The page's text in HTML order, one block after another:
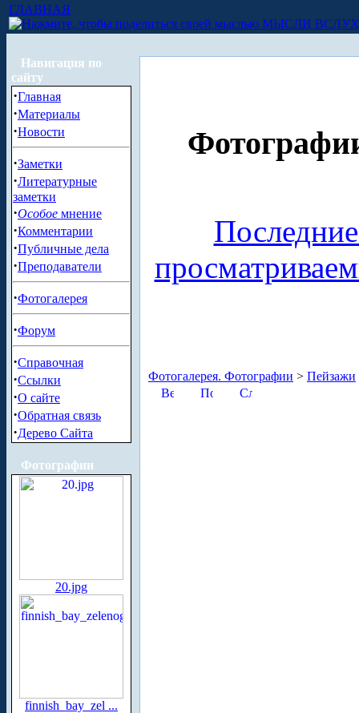
ГЛАВНАЯ
МЫСЛИ ВСЛУХ
Навигация по
сайту
·Главная
·Материалы
·Новости
·Заметки
·Литературные
заметки
·Особое мнение
·Комментарии
·Публичные дела
·Преподаватели
·Фотогалерея
·Форум
·Справочная
·Ссылки
·О сайте
·Обратная связь
·Дерево Сайта
Фотографии
20.jpg
finnish_bay_zel ...
Фотогалерея. Фотографии > Пейзажи